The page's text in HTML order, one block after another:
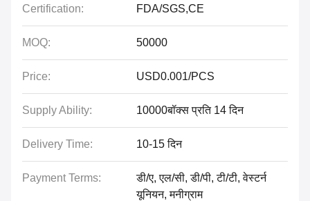
Certification: FDA/SGS,CE
MOQ: 50000
Price: USD0.001/PCS
Supply Ability: 10000बॉक्स प्रति 14 दिन
Delivery Time: 10-15 दिन
Payment Terms:
डी/ए, एल/सी, डी/पी, टी/टी, वेस्टर्न
यूनियन, मनीग्राम